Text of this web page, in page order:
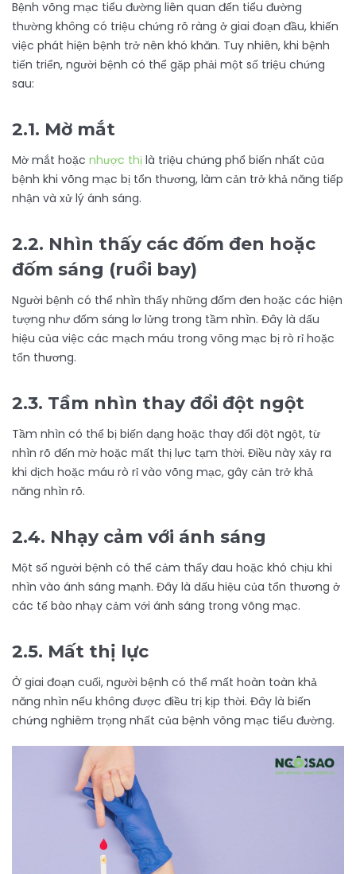
Bệnh võng mạc tiểu đường liên quan đến tiểu đường
thường không có triệu chứng rõ ràng ở giai đoạn đầu, khiến
việc phát hiện bệnh trở nên khó khăn. Tuy nhiên, khi bệnh
tiến triển, người bệnh có thể gặp phải một số triệu chứng
sau:
2.1. Mờ mắt
Mờ mắt hoặc nhược thị là triệu chứng phổ biến nhất của
bệnh khi võng mạc bị tổn thương, làm cản trở khả năng tiếp
nhận và xử lý ánh sáng.
2.2. Nhìn thấy các đốm đen hoặc
đốm sáng (ruồi bay)
Người bệnh có thể nhìn thấy những đốm đen hoặc các hiện
tượng như đốm sáng lơ lửng trong tầm nhìn. Đây là dấu
hiệu của việc các mạch máu trong võng mạc bị rò rỉ hoặc
tổn thương.
2.3. Tầm nhìn thay đổi đột ngột
Tầm nhìn có thể bị biến dạng hoặc thay đổi đột ngột, từ
nhìn rõ đến mờ hoặc mất thị lực tạm thời. Điều này xảy ra
khi dịch hoặc máu rò rỉ vào võng mạc, gây cản trở khả
năng nhìn rõ.
2.4. Nhạy cảm với ánh sáng
Một số người bệnh có thể cảm thấy đau hoặc khó chịu khi
nhìn vào ánh sáng mạnh. Đây là dấu hiệu của tổn thương ở
các tế bào nhạy cảm với ánh sáng trong võng mạc.
2.5. Mất thị lực
Ở giai đoạn cuối, người bệnh có thể mất hoàn toàn khả
năng nhìn nếu không được điều trị kịp thời. Đây là biến
chứng nghiêm trọng nhất của bệnh võng mạc tiểu đường.